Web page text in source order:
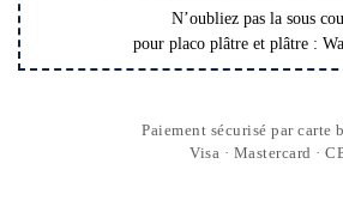
N’oubliez pas la sous
pour placo plâtre et plâtre :
Paiement sécurisé par carte
Visa · Mastercard ·